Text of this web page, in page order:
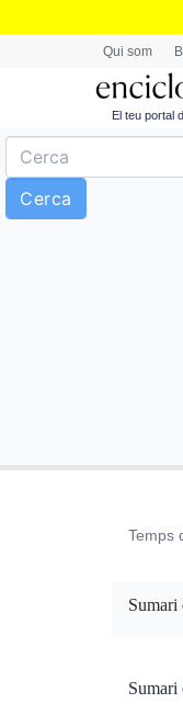
Qui som
El teu portal
Temps
Sumari
Sumari